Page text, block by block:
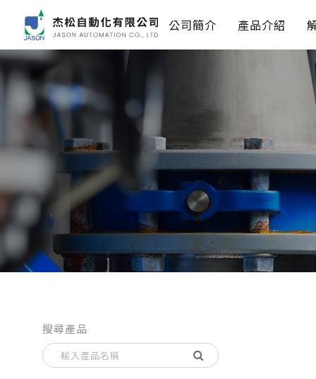
公司簡介 產品介紹
搜尋產品